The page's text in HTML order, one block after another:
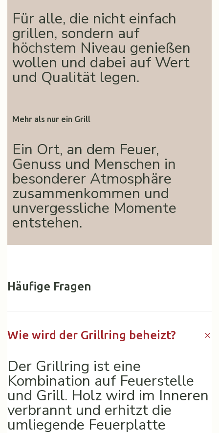
Für alle, die nicht einfach
grillen, sondern auf
höchstem Niveau genießen
wollen und dabei auf Wert
und Qualität legen.
Mehr als nur ein Grill
Ein Ort, an dem Feuer,
Genuss und Menschen in
besonderer Atmosphäre
zusammenkommen und
unvergessliche Momente
entstehen.
Häufige Fragen
Wie wird der Grillring beheizt?
Der Grillring ist eine
Kombination auf Feuerstelle
und Grill. Holz wird im Inneren
verbrannt und erhitzt die
umliegende Feuerplatte